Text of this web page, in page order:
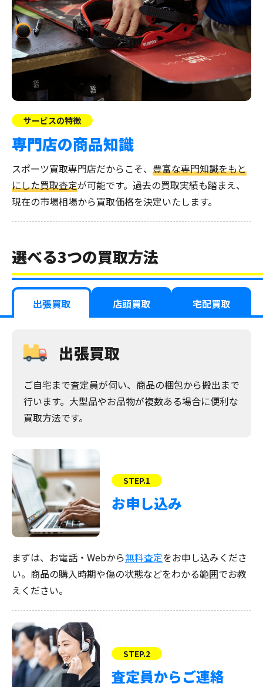
サービスの特徴
専門店の商品知識
スポーツ買取専門店だからこそ、 豊富な専門知識をもと
にした買取査定が可能です。過去の買取実績も踏まえ、
現在の市場相場から買取価格を決定いたします。
選べる3つの買取方法
出張買取 店頭買取 宅配買取
出張買取
ご自宅まで査定員が伺い、商品の梱包から搬出まで
行います。大型品やお品物が複数ある場合に便利な
買取方法です。
STEP.1
お申し込み
まずは、お電話・Webから無料査定をお申し込みくださ
い。商品の購入時期や傷の状態などをわかる範囲でお教
えください。
STEP.2
査定員からご連絡